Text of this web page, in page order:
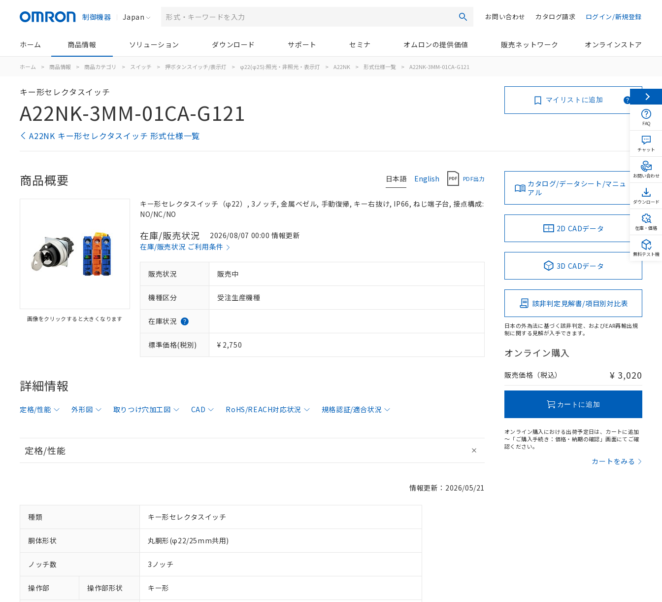
制御機器 Japan 検索 ログイン/新規登録
カタログ請求
お問い合わせ
ホーム 商品情報 ソリューション ダウンロード サポート セミナ オムロンの提供価値 販売ネットワーク オンラインストア
ホーム > 商品情報 > 商品カテゴリ > スイッチ > 押ボタンスイッチ/表示灯 > φ22(φ25):照光・非照光・表示灯 > A22NK > 形式仕様一覧 > A22NK-3MM-01CA-G121
キー形セレクタスイッチ
A22NK-3MM-01CA-G121
A22NK キー形セレクタスイッチ 形式仕様一覧
マイリストに追加
日本語 English PDF出力
商品概要
画像をクリックすると大きくなります
キー形セレクタスイッチ（φ22）, 3ノッチ, 金属ベゼル, 手動復帰, キー右抜け, IP66, ねじ端子台, 接点構成:
NO/NC/NO
在庫/販売状況
2026/08/07 00:00 情報更新
在庫/販売状況 ご利用条件
販売状況 販売中
機種区分 受注生産機種
在庫状況
標準価格(税別) ¥ 2,750
詳細情報
定格/性能 外形図 取りつけ穴加工図 CAD RoHS/REACH対応状況 規格認証/適合状況
定格/性能
情報更新：2026/05/21
種類 キー形セレクタスイッチ
胴体形状 丸胴形(φ22/25mm共用)
ノッチ数 3ノッチ
操作部 操作部形状 キー形
カタログ/データシート/マニュ
アル
2D CADデータ
3D CADデータ
該非判定見解書/項目別対比表
日本の外為法に基づく該非判定、およびEAR再輸出規
制に関する見解が入手できます。
オンライン購入
販売価格（税込） ¥ 3,020
カートに追加
オンライン購入における出荷予定日は、カートに追加
～「ご購入手続き：価格・納期の確認」画面にてご確
認ください。
カートをみる
FAQ
チャット
お問い合わせ
ダウンロード
在庫・価格
無料テスト機